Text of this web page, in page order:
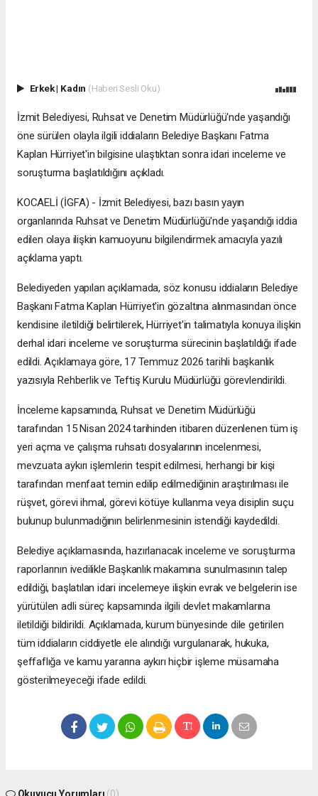
Erkek| Kadın (Haberi Sesli Oku)
İzmit Belediyesi, Ruhsat ve Denetim Müdürlüğü'nde yaşandığı
öne sürülen olayla ilgili iddiaların Belediye Başkanı Fatma
Kaplan Hürriyet'in bilgisine ulaştıktan sonra idari inceleme ve
soruşturma başlatıldığını açıkladı.
KOCAELİ (İGFA) - İzmit Belediyesi, bazı basın yayın
organlarında Ruhsat ve Denetim Müdürlüğü'nde yaşandığı iddia
edilen olaya ilişkin kamuoyunu bilgilendirmek amacıyla yazılı
açıklama yaptı.
Belediyeden yapılan açıklamada, söz konusu iddiaların Belediye
Başkanı Fatma Kaplan Hürriyet'in gözaltına alınmasından önce
kendisine iletildiği belirtilerek, Hürriyet'in talimatıyla konuya ilişkin
derhal idari inceleme ve soruşturma sürecinin başlatıldığı ifade
edildi. Açıklamaya göre, 17 Temmuz 2026 tarihli başkanlık
yazısıyla Rehberlik ve Teftiş Kurulu Müdürlüğü görevlendirildi.
İnceleme kapsamında, Ruhsat ve Denetim Müdürlüğü
tarafından 15 Nisan 2024 tarihinden itibaren düzenlenen tüm iş
yeri açma ve çalışma ruhsatı dosyalarının incelenmesi,
mevzuata aykırı işlemlerin tespit edilmesi, herhangi bir kişi
tarafından menfaat temin edilip edilmediğinin araştırılması ile
rüşvet, görevi ihmal, görevi kötüye kullanma veya disiplin suçu
bulunup bulunmadığının belirlenmesinin istendiği kaydedildi.
Belediye açıklamasında, hazırlanacak inceleme ve soruşturma
raporlarının ivedilikle Başkanlık makamına sunulmasının talep
edildiği, başlatılan idari incelemeye ilişkin evrak ve belgelerin ise
yürütülen adli süreç kapsamında ilgili devlet makamlarına
iletildiği bildirildi. Açıklamada, kurum bünyesinde dile getirilen
tüm iddiaların ciddiyetle ele alındığı vurgulanarak, hukuka,
şeffaflığa ve kamu yararına aykırı hiçbir işleme müsamaha
gösterilmeyeceği ifade edildi.